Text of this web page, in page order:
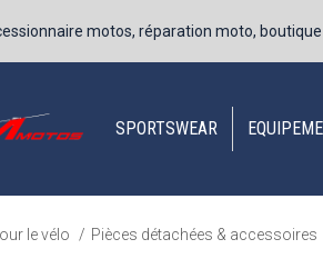
motos, réparation moto,
SPORTSWEAR
le vélo / Pièces détachées & accessoires